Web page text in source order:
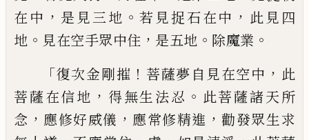
在中 ， 是見三地 。若見捉石在中 ， 此見四
地 。 見在空手眾中住 ， 是五地 。 除魔業 。
「復次金剛摧 ！ 菩薩夢自見在空中 ， 此
菩薩在信地 ， 得無生法忍 。 此菩薩諸天所
念 ， 應修好威儀 ， 應常修精進 ，勸發眾生求